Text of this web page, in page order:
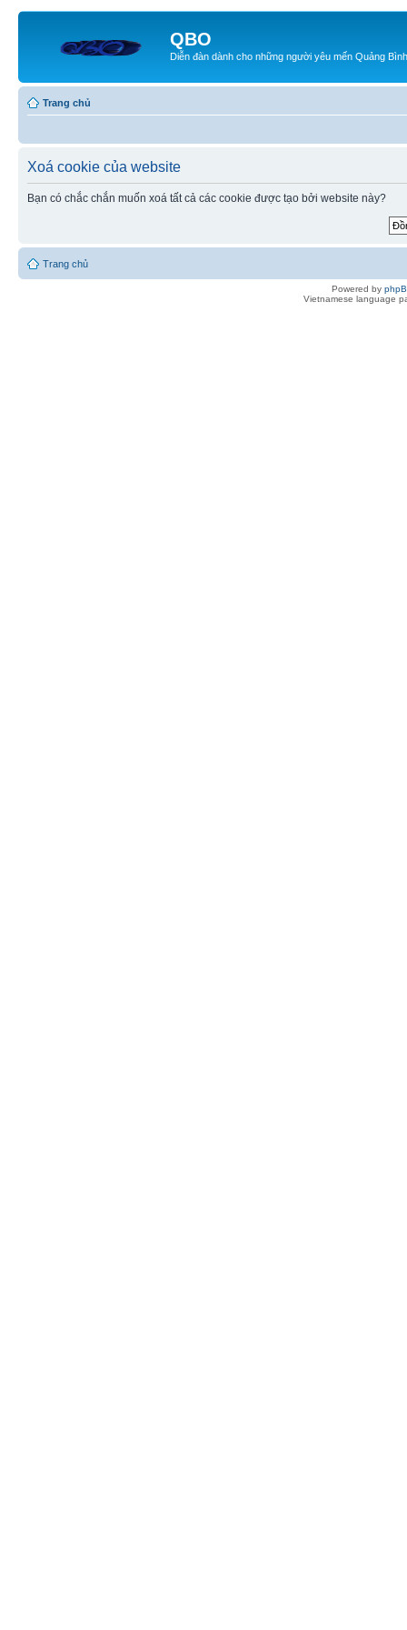
QBO
Diễn đàn dành cho những người yêu mến Quảng Bình
Trang chủ
Xoá cookie của website
Bạn có chắc chắn muốn xoá tất cả các cookie được tạo bởi website này?
Trang chủ
Powered by
Vietnamese language